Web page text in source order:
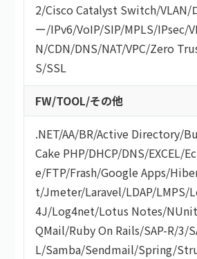
2/Cisco Catalyst Switch/VLAN/
ー/IPv6/VoIP/SIP/MPLS/IPsec/
N/CDN/DNS/NAT/VPC/Zero
S/SSL
FW/TOOL/その他
.NET/AA/BR/Active Directory/
Cake PHP/DHCP/DNS/EXCEL/
e/FTP/Frash/Google Apps/
t/Jmeter/Laravel/LDAP/LMPS/
4J/Log4net/Lotus Notes/NUnit
QMail/Ruby On Rails/SAP-R/3/
L/Samba/Sendmail/Spring/